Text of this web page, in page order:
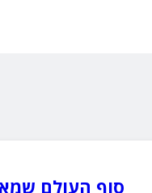
סוף העולם